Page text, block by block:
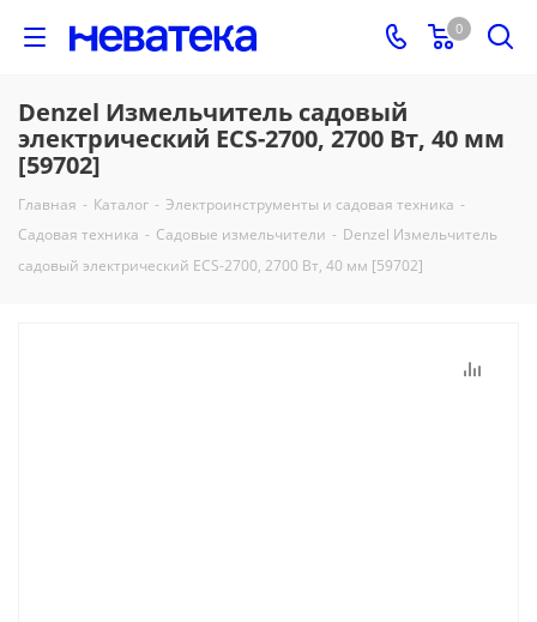
0
Denzel Измельчитель садовый
электрический ECS-2700, 2700 Вт, 40 мм
[59702]
Главная - Каталог - Электроинструменты и садовая техника -
Садовая техника - Садовые измельчители - Denzel Измельчитель
садовый электрический ECS-2700, 2700 Вт, 40 мм [59702]